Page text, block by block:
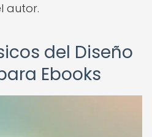
autor.
del Diseño
Ebooks